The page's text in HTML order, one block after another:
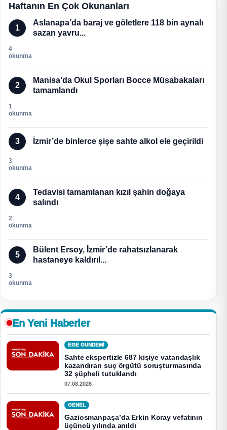
Haftanın En Çok Okunanları
1
Aslanapa’da baraj ve göletlere 118 bin aynalı
sazan yavru...
4
okunma
2
Manisa’da Okul Sporları Bocce Müsabakaları
tamamlandı
1
okunma
3 İzmir’de binlerce şişe sahte alkol ele geçirildi
3
okunma
4
Tedavisi tamamlanan kızıl şahin doğaya
salındı
2
okunma
5
Bülent Ersoy, İzmir’de rahatsızlanarak
hastaneye kaldırıl...
3
okunma
En Yeni Haberler
EGE GUNDEMİ
Sahte ekspertizle 687 kişiye vatandaşlık
kazandıran suç örgütü soruşturmasında
32 şüpheli tutuklandı
07.08.2026
GENEL
Gaziosmanpaşa’da Erkin Koray vefatının
üçüncü yılında anıldı